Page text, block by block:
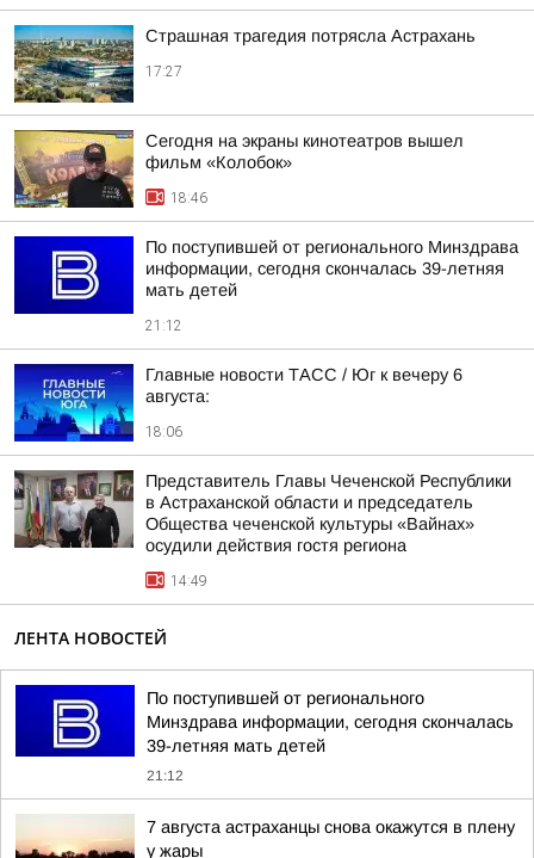
Страшная трагедия потрясла Астрахань
17:27
Сегодня на экраны кинотеатров вышел
фильм «Колобок»
18:46
По поступившей от регионального Минздрава
информации, сегодня скончалась 39-летняя
мать детей
21:12
Главные новости ТАСС / Юг к вечеру 6
августа:
18:06
Представитель Главы Чеченской Республики
в Астраханской области и председатель
Общества чеченской культуры «Вайнах»
осудили действия гостя региона
14:49
ЛЕНТА НОВОСТЕЙ
По поступившей от регионального
Минздрава информации, сегодня скончалась
39-летняя мать детей
21:12
7 августа астраханцы снова окажутся в плену
у жары